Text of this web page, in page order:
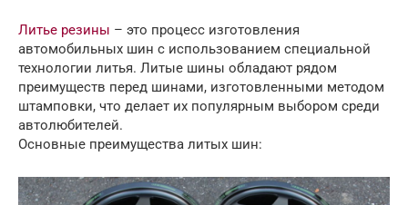
Литье резины – это процесс изготовления
автомобильных шин с использованием специальной
технологии литья. Литые шины обладают рядом
преимуществ перед шинами, изготовленными методом
штамповки, что делает их популярным выбором среди
автолюбителей.
Основные преимущества литых шин: